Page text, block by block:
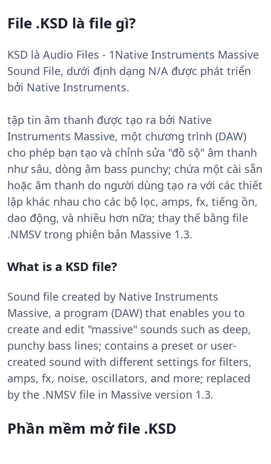
File .KSD là file gì?
KSD là Audio Files - 1Native Instruments Massive
Sound File, dưới định dạng N/A được phát triển
bởi Native Instruments.
tập tin âm thanh được tạo ra bởi Native
Instruments Massive, một chương trình (DAW)
cho phép bạn tạo và chỉnh sửa "đồ sộ" âm thanh
như sâu, dòng âm bass punchy; chứa một cài sẵn
hoặc âm thanh do người dùng tạo ra với các thiết
lập khác nhau cho các bộ lọc, amps, fx, tiếng ồn,
dao động, và nhiều hơn nữa; thay thế bằng file
.NMSV trong phiên bản Massive 1.3.
What is a KSD file?
Sound file created by Native Instruments
Massive, a program (DAW) that enables you to
create and edit "massive" sounds such as deep,
punchy bass lines; contains a preset or user-
created sound with different settings for filters,
amps, fx, noise, oscillators, and more; replaced
by the .NMSV file in Massive version 1.3.
Phần mềm mở file .KSD